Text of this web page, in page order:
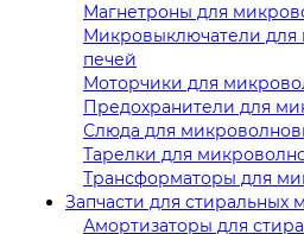
Магнетроны для
Микровыключатели для
печей
Моторчики для
Предохранители для
Слюда для
Тарелки для
Трансформаторы для
Запчасти для стиральных
Амортизаторы для